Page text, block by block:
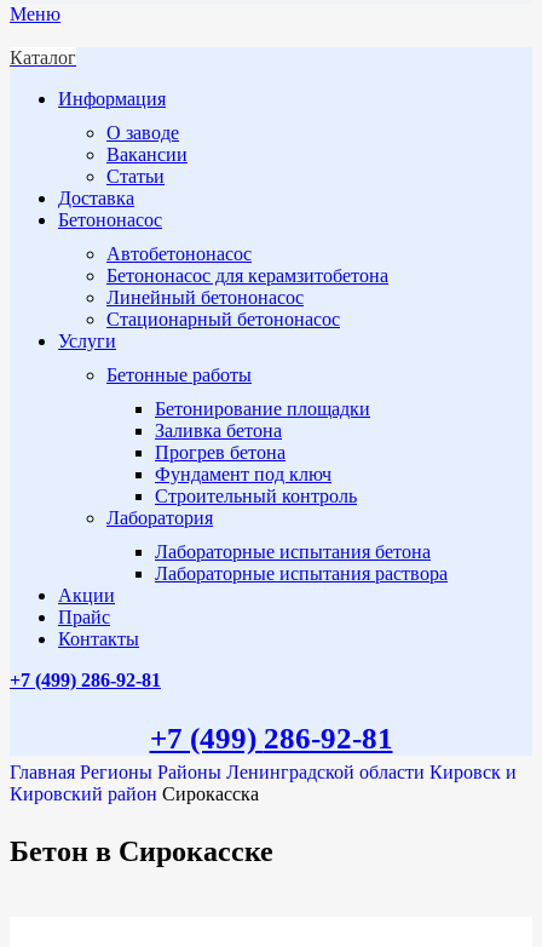
Меню
Каталог
Информация
О заводе
Вакансии
Статьи
Доставка
Бетононасос
Автобетононасос
Бетононасос для керамзитобетона
Линейный бетононасос
Стационарный бетононасос
Услуги
Бетонные работы
Бетонирование площадки
Заливка бетона
Прогрев бетона
Фундамент под ключ
Строительный контроль
Лаборатория
Лабораторные испытания бетона
Лабораторные испытания раствора
Акции
Прайс
Контакты
+7 (499) 286-92-81
+7 (499) 286-92-81
Главная Регионы Районы Ленинградской области Кировск и
Кировский район Сирокасска
Бетон в Сирокасске